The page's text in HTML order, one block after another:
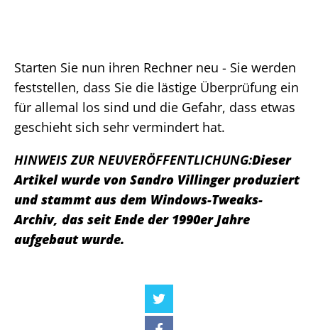
Starten Sie nun ihren Rechner neu - Sie werden
feststellen, dass Sie die lästige Überprüfung ein
für allemal los sind und die Gefahr, dass etwas
geschieht sich sehr vermindert hat.
HINWEIS ZUR NEUVERÖFFENTLICHUNG:Dieser
Artikel wurde von Sandro Villinger produziert
und stammt aus dem Windows-Tweaks-
Archiv, das seit Ende der 1990er Jahre
aufgebaut wurde.